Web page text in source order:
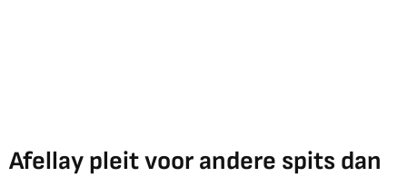
Afellay pleit voor andere spits dan